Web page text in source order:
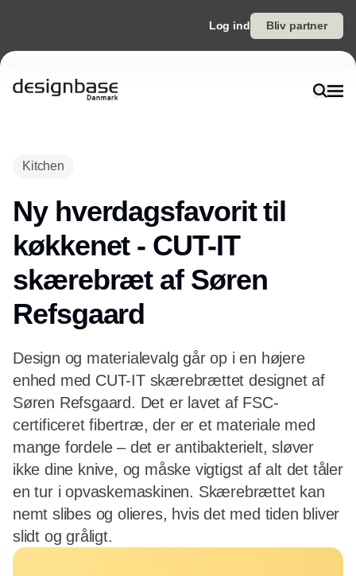
Log ind Bliv partner
Kitchen
Ny hverdagsfavorit til
køkkenet - CUT-IT
skærebræt af Søren
Refsgaard
Design og materialevalg går op i en højere
enhed med CUT-IT skærebrættet designet af
Søren Refsgaard. Det er lavet af FSC-
certificeret fibertræ, der er et materiale med
mange fordele – det er antibakterielt, sløver
ikke dine knive, og måske vigtigst af alt det tåler
en tur i opvaskemaskinen. Skærebrættet kan
nemt slibes og olieres, hvis det med tiden bliver
slidt og gråligt.